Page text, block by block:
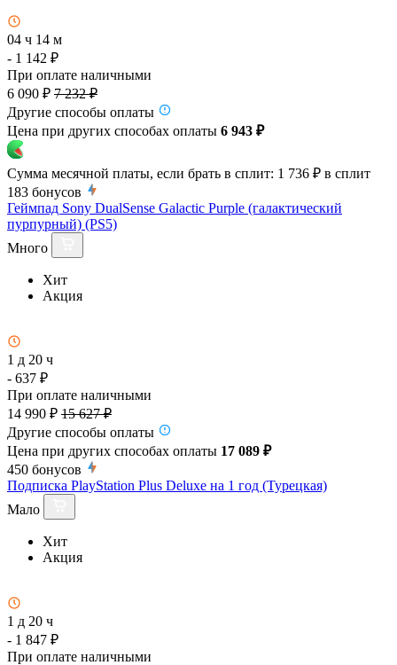
04 ч 14 м
- 1 142 ₽
При оплате наличными
6 090 ₽ 7 232 ₽
Другие способы оплаты
Цена при других способах оплаты 6 943 ₽
Сумма месячной платы, если брать в сплит: 1 736 ₽ в сплит
183 бонусов
Геймпад Sony DualSense Galactic Purple (галактический
пурпурный) (PS5)
Много
Хит
Акция
1 д 20 ч
- 637 ₽
При оплате наличными
14 990 ₽ 15 627 ₽
Другие способы оплаты
Цена при других способах оплаты 17 089 ₽
450 бонусов
Подписка PlayStation Plus Deluxe на 1 год (Турецкая)
Мало
Хит
Акция
1 д 20 ч
- 1 847 ₽
При оплате наличными